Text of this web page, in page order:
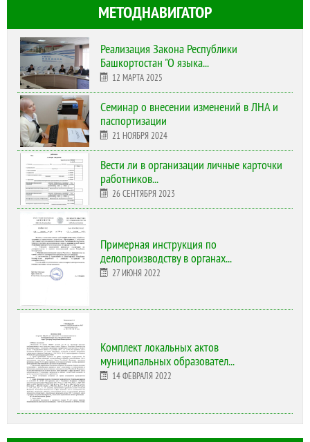
МЕТОДНАВИГАТОР
Реализация Закона Республики
Башкортостан "О языка...
12 МАРТА 2025
Cеминар о внесении изменений в ЛНА и
паспортизации
21 НОЯБРЯ 2024
Вести ли в организации личные карточки
работников...
26 СЕНТЯБРЯ 2023
Примерная инструкция по
делопроизводству в органах...
27 ИЮНЯ 2022
Комплект локальных актов
муниципальных образовател...
14 ФЕВРАЛЯ 2022